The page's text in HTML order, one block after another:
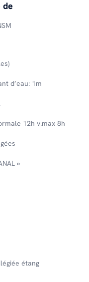
de
d’eau: 1m
12h v.max 8h
»
étang